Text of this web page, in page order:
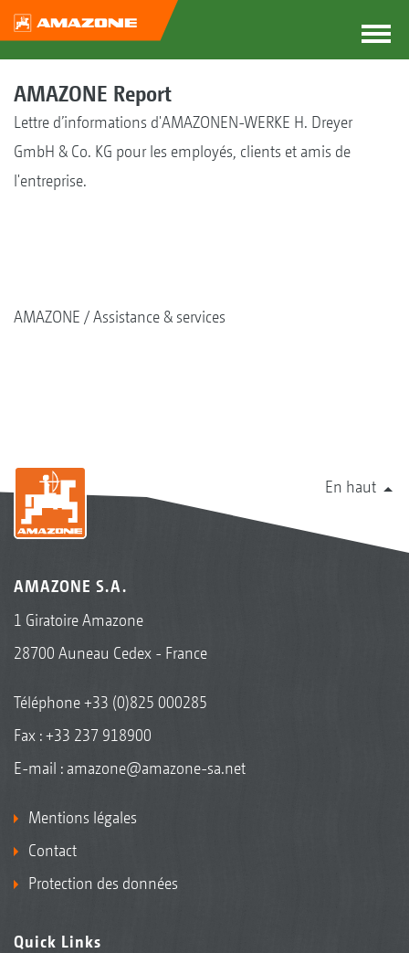
AMAZONE Report
Lettre d’informations d'AMAZONEN-WERKE H. Dreyer
GmbH & Co. KG pour les employés, clients et amis de
l'entreprise.
AMAZONE Assistance & services
En haut
AMAZONE S.A.
1 Giratoire Amazone
28700 Auneau Cedex - France
Téléphone+33 (0)825 000285
Fax : +33 237 918900
E-mail : amazone@amazone-sa.net
Mentions légales
Contact
Protection des données
Quick Links